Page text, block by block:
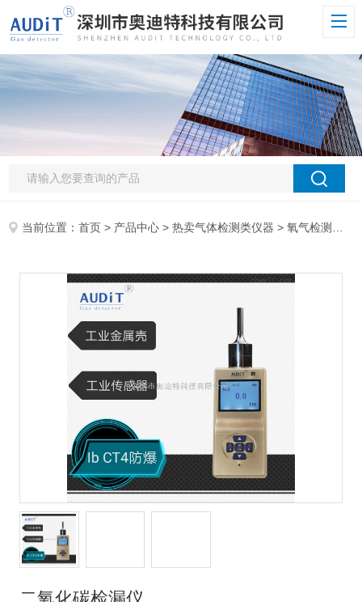
当前位置：首页 > 产品中心 >热卖气体检测类仪器 >氧气检测仪